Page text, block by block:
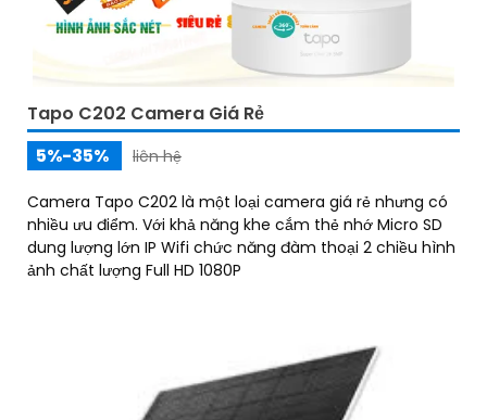
Tapo C202 Camera Giá Rẻ
5%-35%
liên hệ
Camera Tapo C202 là một loại camera giá rẻ nhưng có
nhiều ưu điểm. Với khả năng khe cắm thẻ nhớ Micro SD
dung lượng lớn IP Wifi chức năng đàm thoại 2 chiều hình
ảnh chất lượng Full HD 1080P